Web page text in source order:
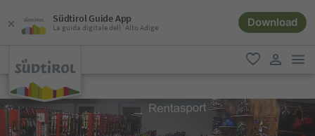
Südtirol Guide App
La guida digitale dell´Alto Adige Download
favoriti